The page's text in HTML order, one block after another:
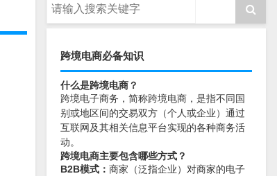
跨境电商必备知识
什么是跨境电商？
跨境电子商务，简称跨境电商，是指不同国
别或地区间的交易双方（个人或企业）通过
互联网及其相关信息平台实现的各种商务活
动。
跨境电商主要包含哪些方式？
B2B模式： 商家（泛指企业）对商家的电子